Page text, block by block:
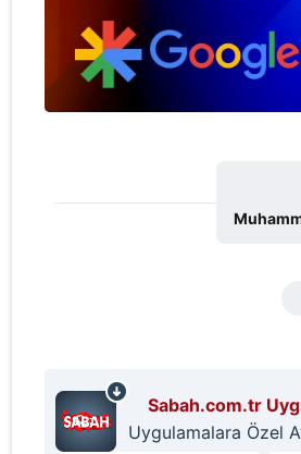
Sabah.com.tr
Uygulamalara Özel